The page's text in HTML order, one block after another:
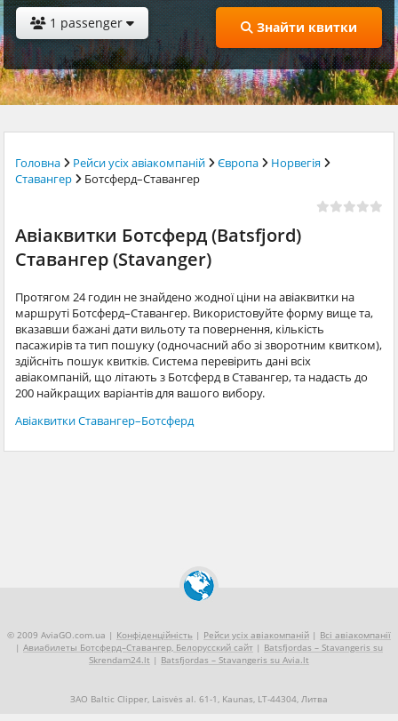
1 passenger Знайти квитки
Головна Рейси усіх авіакомпаній Європа
Норвегія
Ставангер
Ботсферд–Ставангер
Авіаквитки Ботсферд (Batsfjord)
Ставангер (Stavanger)
Протягом 24 годин не знайдено жодної ціни на авіаквитки на
маршруті Ботсферд–Ставангер. Використовуйте форму вище та,
вказавши бажані дати вильоту та повернення, кількість
пасажирів та тип пошуку (одночасний або зі зворотним квитком),
здійсніть пошук квитків. Система перевірить дані всіх
авіакомпаній, що літають з Ботсферд в Ставангер, та надасть до
200 найкращих варіантів для вашого вибору.
Авіаквитки Ставангер–Ботсферд
© 2009 AviaGO.com.ua | Конфіденційність | Рейси усіх авіакомпаній | Всі авіакомпанії
| Авиабилеты Ботсферд–Ставангер, Белорусский сайт | Batsfjordas – Stavangeris su
Skrendam24.lt | Batsfjordas – Stavangeris su Avia.lt
ЗАО Baltic Clipper, Laisvės al. 61-1, Kaunas, LT-44304, Литва